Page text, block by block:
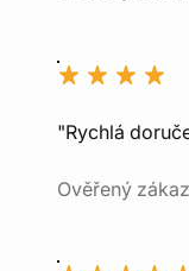
"Rychlá
Ověřený